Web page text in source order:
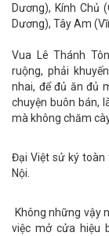
Dương), Kính Chủ
Dương), Tây Am
Vua Lê Thánh
ruộng, phải
nhai, để đủ ăn đủ
chuyện buôn bán,
mà không chăm
Đại Việt sử ký toàn
Nội.
Không những vậy
việc mở cửa hiệu